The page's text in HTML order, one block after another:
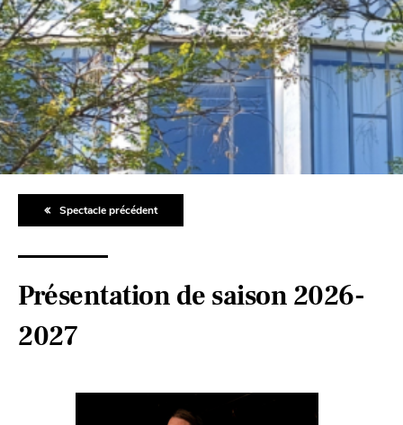
Spectacle précédent
Présentation de saison 2026-
2027